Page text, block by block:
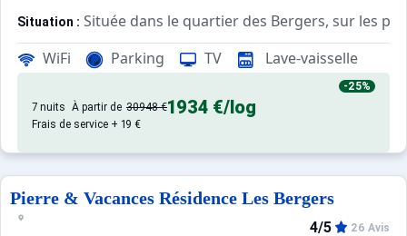
Situation : Située dans le quartier des Bergers, sur les
Chalet :En bois et pierre, de grand standing. Sauna,
WiFi Parking TV Lave-vaisselle
-25%
7 nuits À partir de 30948 €1934 €/log
Frais de service + 19 €
Pierre & Vacances Résidence Les Bergers
4/5 26 Avis